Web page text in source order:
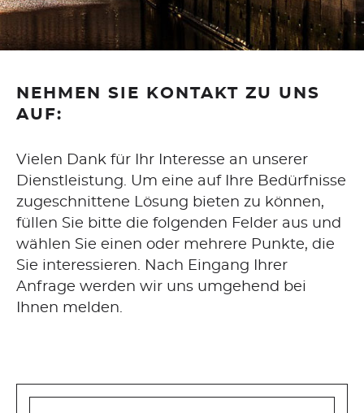
WEBDESIGN
CORPORATE DESIGN
SEO
CONTENT-ERSTELLUNG
WORDPRESS
SHOPWARE
NEHMEN SIE KONTAKT ZU UNS
AUF:
Vielen Dank für Ihr Interesse an unserer
Dienstleistung. Um eine auf Ihre Bedürfnisse
zugeschnittene Lösung bieten zu können,
füllen Sie bitte die folgenden Felder aus und
wählen Sie einen oder mehrere Punkte, die
Sie interessieren. Nach Eingang Ihrer
Anfrage werden wir uns umgehend bei
Ihnen melden.